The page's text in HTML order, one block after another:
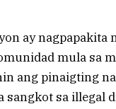
ay nagpapakita
mula sa
ang pinaigting
sangkot sa illegal